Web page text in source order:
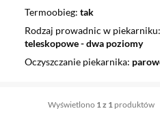
Termoobieg tak
Rodzaj prowadnic w piekarniku
teleskopowe - dwa poziomy
Oczyszczanie piekarnika
Wyświetlono 1 z 1 produktów